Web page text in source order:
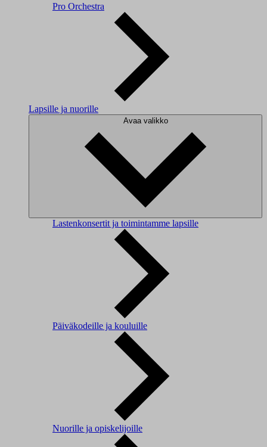
Pro Orchestra
Lapsille ja nuorille
Avaa valikko
Lastenkonsertit ja toimintamme lapsille
Päiväkodeille ja kouluille
Nuorille ja opiskelijoille